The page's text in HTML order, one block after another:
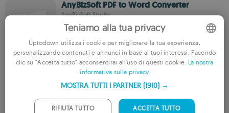
AnyBizSoft PDF to Word Converter
AnyBizSoft Studio
slimKEYS
slimCODE Software Inc.
ENGLISH
PORTUGUESE
Teniamo alla tua privacy
Uptodown utilizza i cookie per migliorare la tua esperienza,
personalizzando contenuti e annunci in base ai tuoi interessi. Facendo
clic su "Accetta tutto" acconsentirai all'uso di questi cookie. La nostra
informativa sulla privacy
MOSTRA TUTTI I PARTNER (1910) →
ACCETTA TUTTO
RIFIUTA TUTTO